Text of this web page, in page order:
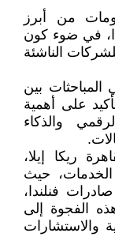
من أبرز
في ضوء كون
الناشئة
بين
على أهمية
والذكاء
ريكا إيلا،
حيث
حوالي 35% من صادرات فنلندا،
تشير هذه الفجوة إلى
والاستشارات